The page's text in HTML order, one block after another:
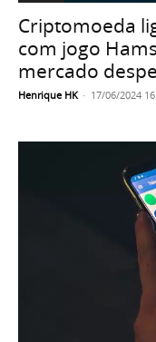
Criptomoeda
com jogo
mercado
Henrique HK - 17/06/2024